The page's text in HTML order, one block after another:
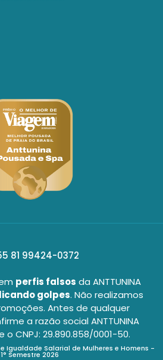
81 99424-0372
perfis falsos da ANTTUNINA
golpes. Não realizamos
Antes de qualquer
a razão social ANTTUNINA
e o CNPJ: 29.890.858/0001-50.
Igualdade Salarial de Mulheres e Homens -
1° Semestre 2026